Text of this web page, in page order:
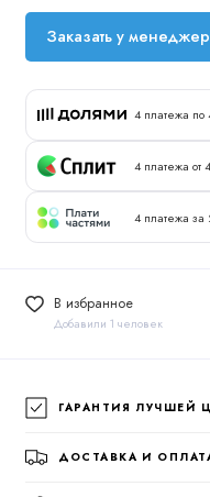
Заказать у
4 платежа
4 платежа от
4 платежа
В избранное
Добавили 1 человек
ГАРАНТИЯ ЛУЧШЕЙ
ДОСТАВКА И